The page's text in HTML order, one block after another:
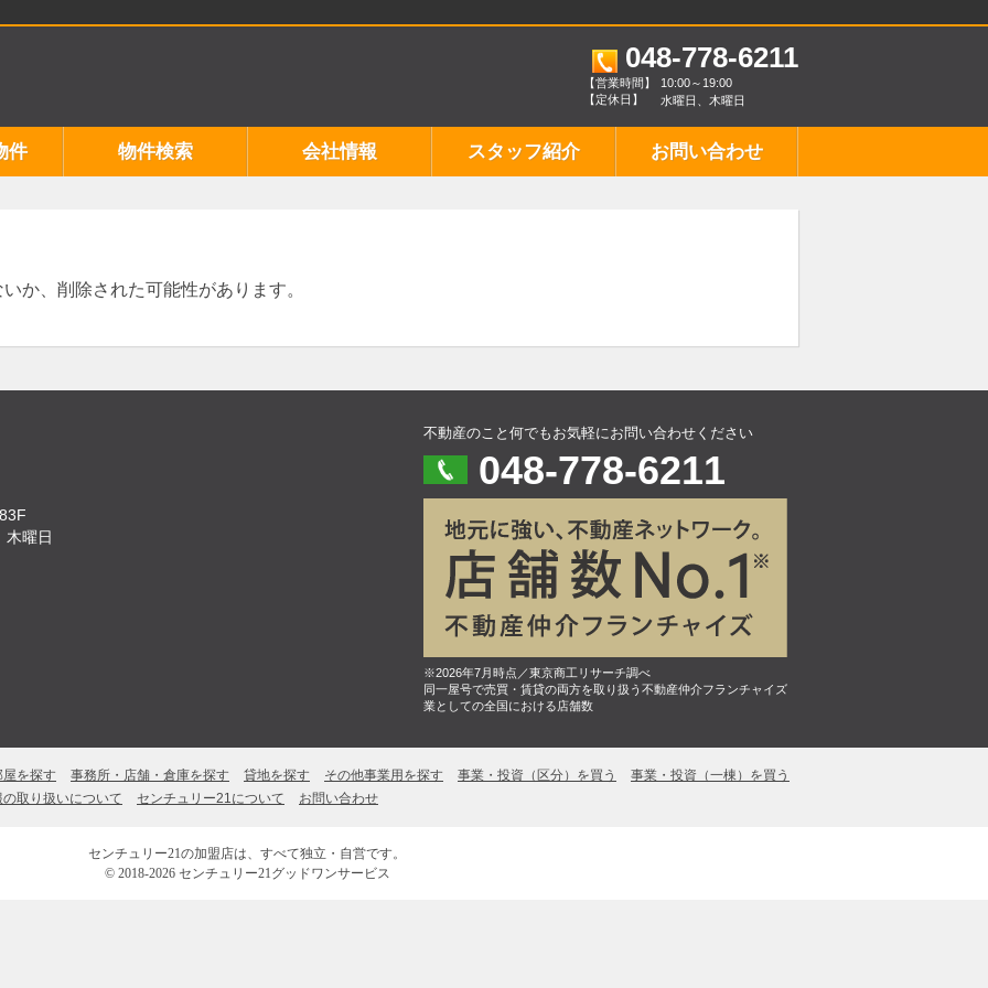
048-778-6211
【営業時間】
10:00～19:00
【定休日】
水曜日、木曜日
件 物件検索 会社情報 スタッフ紹介 お問い合わせ
か、削除された可能性があります。
木曜日
不動産のこと何でもお気軽にお問い合わせください
048-778-6211
※2026年7月時点／東京商工リサーチ調べ
同一屋号で売買・賃貸の両方を取り扱う不動産仲介フランチャイズ
業としての全国における店舗数
屋を探す 事務所・店舗・倉庫を探す 貸地を探す その他事業用を探す 事業・投資（区分）を買う
事業・投資（一棟）を買う
の取り扱いについて
センチュリー21について お問い合わせ
センチュリー21の加盟店は、すべて独立・自営です。
© 2018-2026 センチュリー21グッドワンサービス